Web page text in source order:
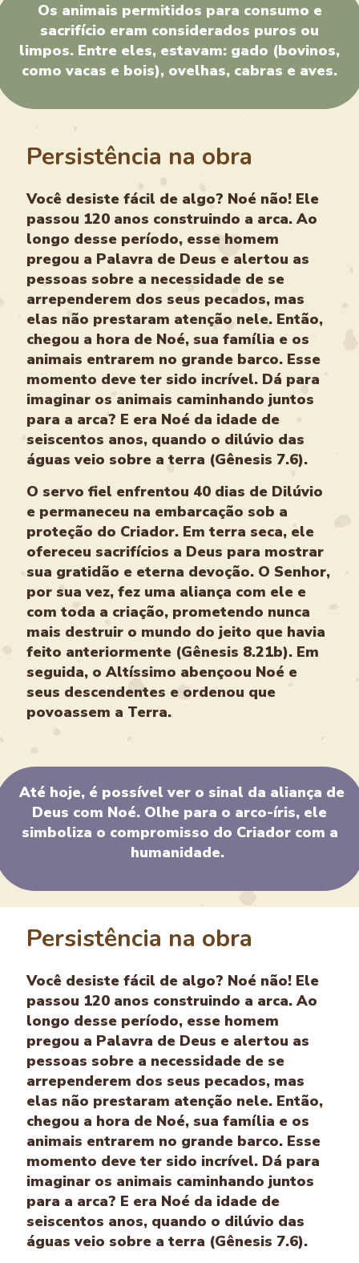
Os animais permitidos para consumo e
sacrifício eram considerados puros ou
limpos. Entre eles, estavam: gado (bovinos,
como vacas e bois), ovelhas, cabras e aves.
Persistência na obra
Você desiste fácil de algo? Noé não! Ele
passou 120 anos construindo a arca. Ao
longo desse período, esse homem
pregou a Palavra de Deus e alertou as
pessoas sobre a necessidade de se
arrependerem dos seus pecados, mas
elas não prestaram atenção nele. Então,
chegou a hora de Noé, sua família e os
animais entrarem no grande barco. Esse
momento deve ter sido incrível. Dá para
imaginar os animais caminhando juntos
para a arca? E era Noé da idade de
seiscentos anos, quando o dilúvio das
águas veio sobre a terra (Gênesis 7.6).
O servo fiel enfrentou 40 dias de Dilúvio
e permaneceu na embarcação sob a
proteção do Criador. Em terra seca, ele
ofereceu sacrifícios a Deus para mostrar
sua gratidão e eterna devoção. O Senhor,
por sua vez, fez uma aliança com ele e
com toda a criação, prometendo nunca
mais destruir o mundo do jeito que havia
feito anteriormente (Gênesis 8.21b). Em
seguida, o Altíssimo abençoou Noé e
seus descendentes e ordenou que
povoassem a Terra.
Até hoje, é possível ver o sinal da aliança de
Deus com Noé. Olhe para o arco-íris, ele
simboliza o compromisso do Criador com a
humanidade.
Persistência na obra
Você desiste fácil de algo? Noé não! Ele
passou 120 anos construindo a arca. Ao
longo desse período, esse homem
pregou a Palavra de Deus e alertou as
pessoas sobre a necessidade de se
arrependerem dos seus pecados, mas
elas não prestaram atenção nele. Então,
chegou a hora de Noé, sua família e os
animais entrarem no grande barco. Esse
momento deve ter sido incrível. Dá para
imaginar os animais caminhando juntos
para a arca? E era Noé da idade de
seiscentos anos, quando o dilúvio das
águas veio sobre a terra (Gênesis 7.6).